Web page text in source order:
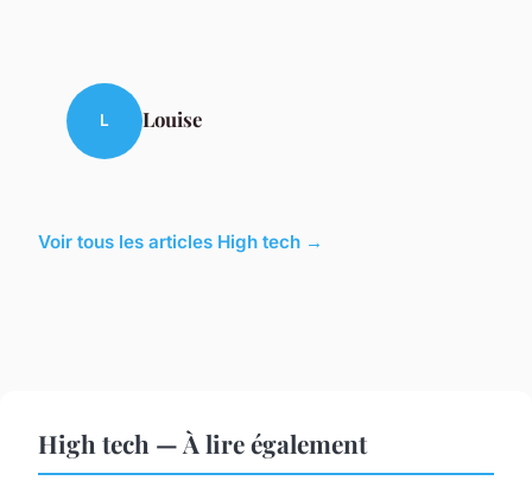
L Louise
Voir tous les articles High tech →
High tech — À lire également